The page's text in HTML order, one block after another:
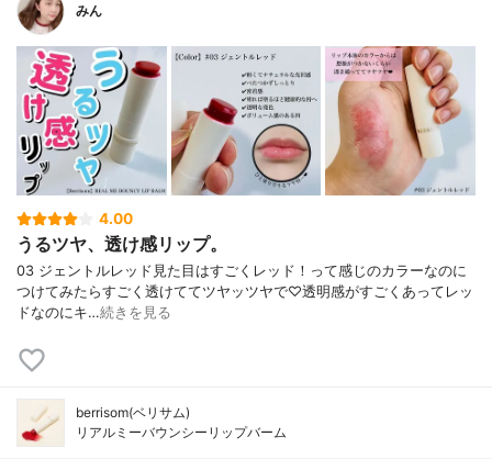
みん
4.00
うるツヤ、透け感リップ。
03 ジェントルレッド見た目はすごくレッド！って感じのカラーなのに
つけてみたらすごく透けててツヤッツヤで♡透明感がすごくあってレッ
ドなのにキ…続きを見る
berrisom(ベリサム)
リアルミーバウンシーリップバーム